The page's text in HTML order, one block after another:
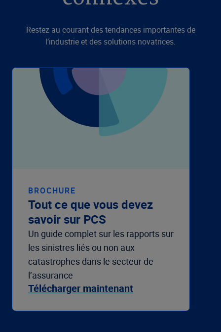
Restez au courant des tendances importantes de
l’industrie et des solutions novatrices.
BROCHURE
Tout ce que vous devez
savoir sur PCS
Un guide complet sur les rapports sur
les sinistres liés ou non aux
catastrophes dans le secteur de
l’assurance
Télécharger maintenant